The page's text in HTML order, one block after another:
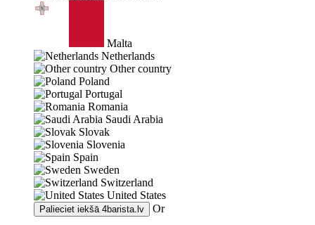
Malta
Netherlands
Other country
Poland
Portugal
Romania
Saudi Arabia
Slovak
Slovenia
Spain
Sweden
Switzerland
United States
Palieciet iekšā 4barista.lv Or